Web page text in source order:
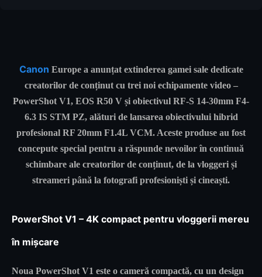
Canon Europea anunțat extinderea gamei sale dedicate
creatorilor de conținut cu trei noi echipamente video –
PowerShot V1, EOS R50 V și obiectivul RF-S 14-30mm F4-
6.3 IS STM PZ, alături de lansarea obiectivului hibrid
profesional RF 20mm F1.4L VCM. Aceste produse au fost
concepute special pentru a răspunde nevoilor în continuă
schimbare ale creatorilor de conținut, de la vloggeri și
streameri până la fotografi profesioniști și cineaști.
PowerShot V1 – 4K compact pentru vloggerii mereu
în mișcare
Noua PowerShot V1 este o cameră compactă, cu un design